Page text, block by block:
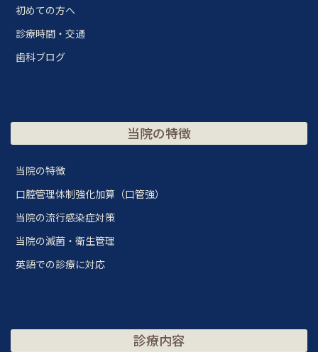
初めての方へ
診療時間・交通
歯科ブログ
当院の特徴
当院の特徴
口腔管理体制強化加算（口管強）
当院の流行感染症対策
当院の滅菌・衛生管理
英語での診療に対応
診療内容